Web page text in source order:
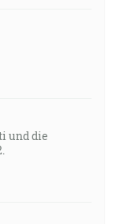
und die